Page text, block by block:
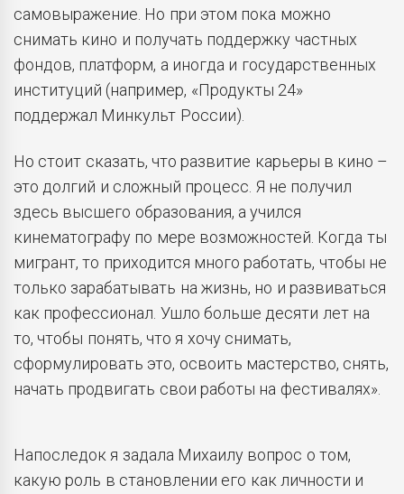
самовыражение. Но при этом пока можно
снимать кино и получать поддержку частных
фондов, платформ, а иногда и государственных
институций (например, «Продукты 24»
поддержал Минкульт России).
Но стоит сказать, что развитие карьеры в кино –
это долгий и сложный процесс. Я не получил
здесь высшего образования, а учился
кинематографу по мере возможностей. Когда ты
мигрант, то приходится много работать, чтобы не
только зарабатывать на жизнь, но и развиваться
как профессионал. Ушло больше десяти лет на
то, чтобы понять, что я хочу снимать,
сформулировать это, освоить мастерство, снять,
начать продвигать свои работы на фестивалях».
Напоследок я задала Михаилу вопрос о том,
какую роль в становлении его как личности и